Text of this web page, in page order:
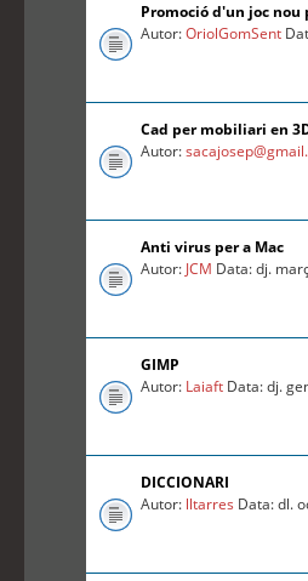
Promoció d'un joc nou
Autor:OriolGomSent
Cad per mobiliari en
Autor:
Anti virus per a Mac
Autor: JCM Data: dj.
GIMP
Autor: Laiaft Data: dj.
DICCIONARI
Autor: lltarres Data: dl.